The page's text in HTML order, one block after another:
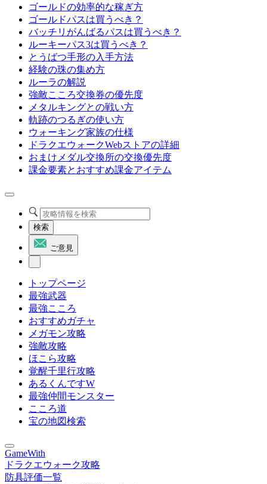
ゴールドの効率的な稼ぎ方
ゴールドパスは買うべき？
バッチリがんばるパスは買うべき？
ルーキーパス3は買うべき？
とうばつ手形の入手方法
経験の珠の集め方
ルーラの解説
強敵こころ交換券の優先度
メタルキングとの戦い方
軌跡のつるぎの使い方
ウォーキング家族の仕様
ドラクエウォークWebストアの詳細
おまけメダル交換所の交換優先度
課金要素とおすすめ課金アイテム
検索
ご意見
トップページ
最強武器
最強こころ
おすすめガチャ
メガモン攻略
強敵攻略
ほこら攻略
覚醒千里行攻略
あるくんですW
最強仲間モンスター
こころ道
宝の地図検索
GameWith
ドラクエウォーク攻略
防具評価一覧